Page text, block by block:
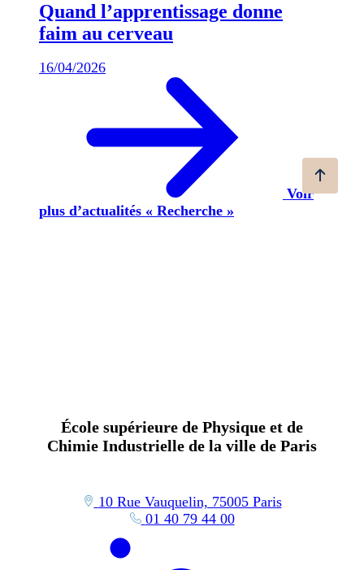
Quand l’apprentissage donne
faim au cerveau
16/04/2026
Voir
plus d’actualités « Recherche »
École supérieure de Physique et de
Chimie Industrielle de la ville de Paris
10 Rue Vauquelin, 75005 Paris
01 40 79 44 00